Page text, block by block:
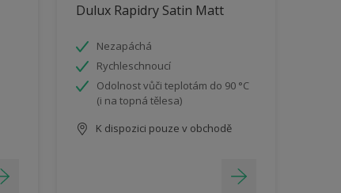
Dulux Rapidry Satin Matt
Nezapáchá
Rychleschnoucí
Odolnost vůči teplotám do 90 °C
(i na topná tělesa)
K dispozici pouze v obchodě